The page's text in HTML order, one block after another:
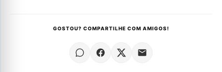
GOSTOU? COMPARTILHE COM AMIGOS!